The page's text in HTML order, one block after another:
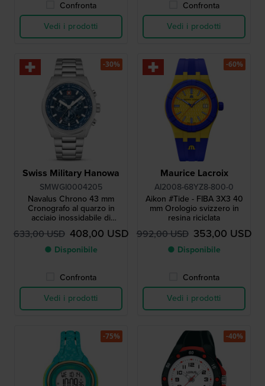
Confronta
Vedi i prodotti
Confronta
Vedi i prodotti
Swiss Military Hanowa
SMWGI0004205
Navalus Chrono 43 mm
Cronografo al quarzo in
acciaio inossidabile di
fabbricazione svizzera
633,00 USD 408,00 USD
● Disponibile
Confronta
Vedi i prodotti
-30%
Maurice Lacroix
AI2008-68YZ8-800-0
Aikon #Tide - FIBA 3X3 40
mm Orologio svizzero in
resina riciclata
992,00 USD 353,00 USD
● Disponibile
Confronta
Vedi i prodotti
-60%
-75% -40%